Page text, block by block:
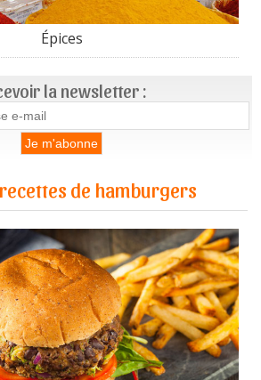
Épices
la newsletter :
de hamburgers